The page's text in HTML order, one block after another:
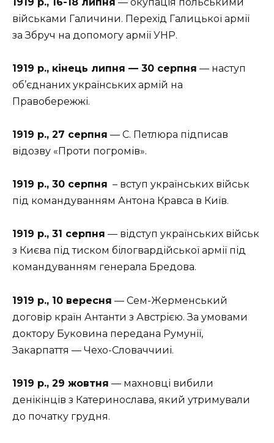
військами Галичини. Перехід Галицької армії
за Збруч на допомогу армії УНР.
1919 р., кінець липня — 30 серпня — наступ
об’єднаних українських армій на
Правобережжі.
1919 р., 27 серпня — С. Петлюра підписав
відозву «Проти погромів».
1919 р., 30 серпня – вступ українських військ
під командуванням Антона Кравса в Київ.
1919 р., 31 серпня — відступ українських військ
з Києва під тиском білогвардійської армії під
командуванням генерала Бредова.
1919 р., 10 вересня — Сем-Жерменський
договір країн Антанти з Австрією. За умовами
доктору Буковина передана Румунії,
Закарпаття — Чехо-Словаччииі.
1919 р., 29 жовтня — махновці вибили
денікінців з Катеринослава, який утримували
до початку грудня.